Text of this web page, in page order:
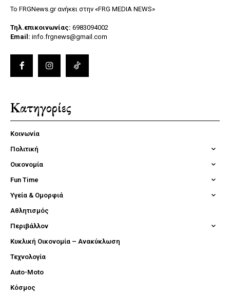
Το FRGNews.gr ανήκει στην «FRG MEDIA NEWS»
Τηλ.επικοινωνίας: 6983094002
Email: info.frgnews@gmail.com
Κατηγορίες
Κοινωνία
Πολιτική
Οικονομία
Fun Time
Υγεία & Ομορφιά
Αθλητισμός
Περιβάλλον
Κυκλική Οικονομία – Ανακύκλωση
Τεχνολογία
Auto-Moto
Κόσμος